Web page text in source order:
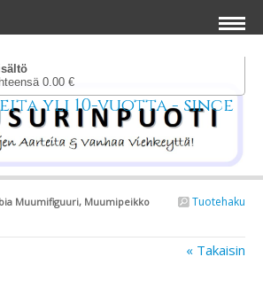
0.00 €
yli 10-vuotta - since
Tuotehaku
Muumifiguuri, Muumipeikko
« Takaisin